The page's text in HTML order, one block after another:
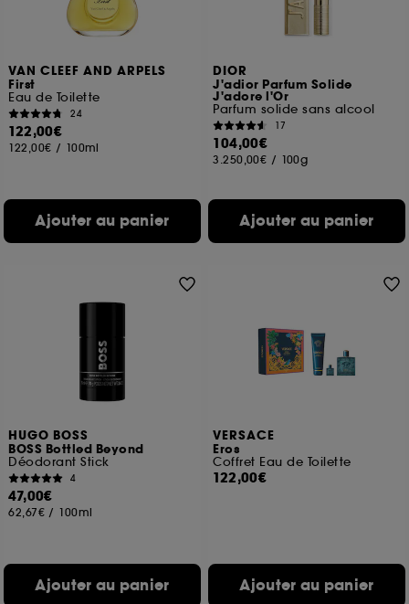
VAN CLEEF AND ARPELS
First
Eau de Toilette
24
122,00€
122,00€ / 100ml
Ajouter au panier
DIOR
J'adior Parfum Solide
J'adore l'Or
Parfum solide sans alcool
17
104,00€
3.250,00€ / 100g
Ajouter au panier
HUGO BOSS
BOSS Bottled Beyond
Déodorant Stick
4
47,00€
62,67€ / 100ml
Ajouter au panier
VERSACE
Eros
Coffret Eau de Toilette
122,00€
Ajouter au panier